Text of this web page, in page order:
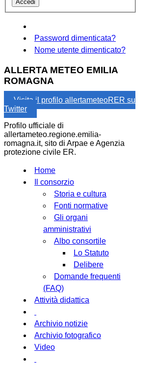
Password dimenticata?
Nome utente dimenticato?
ALLERTA METEO EMILIA
ROMAGNA
Visita il profilo allertameteoRER su
Twitter
Profilo ufficiale di
allertameteo.regione.emilia-
romagna.it, sito di Arpae e Agenzia
protezione civile ER.
Home
Il consorzio
Storia e cultura
Fonti normative
Gli organi
amministrativi
Albo consortile
Lo Statuto
Delibere
Domande frequenti
(FAQ)
Attività didattica
Archivio notizie
Archivio fotografico
Video